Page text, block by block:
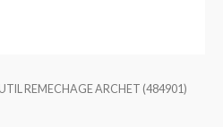
REMECHAGE ARCHET (484901)